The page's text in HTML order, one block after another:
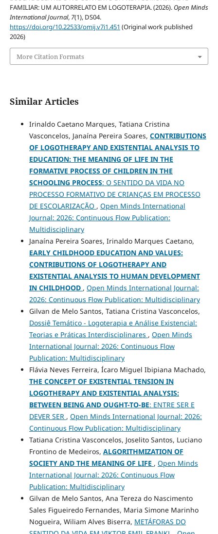
FAMILIAR: UM AUTORRELATO EM LOGOTERAPIA. (2026). Open Minds
International Journal, 7(1), DS04.
https://doi.org/10.22533/omij.v7i1.451 (Original work published
2026)
More Citation Formats
Similar Articles
Irinaldo Caetano Marques, Tatiana Cristina
Vasconcelos, Janaína Pereira Soares, CONTRIBUTIONS
OF LOGOTHERAPY AND EXISTENTIAL ANALYSIS TO
EDUCATION: THE MEANING OF LIFE IN THE
FORMATIVE PROCESS OF CHILDREN IN THE
SCHOOLING PROCESS: O SENTIDO DA VIDA NO
PROCESSO FORMATIVO DE CRIANÇAS EM PROCESSO
DE ESCOLARIZAÇÃO , Open Minds International
Journal: 2026: Continuous Flow Publication:
Multidisciplinary
Janaína Pereira Soares, Irinaldo Marques Caetano,
EARLY CHILDHOOD EDUCATION AND VALUES:
CONTRIBUTIONS OF LOGOTHERAPY AND
EXISTENTIAL ANALYSIS TO HUMAN DEVELOPMENT
IN CHILDHOOD , Open Minds International Journal:
2026: Continuous Flow Publication: Multidisciplinary
Gilvan de Melo Santos, Tatiana Cristina Vasconcelos,
Dossiê Temático - Logoterapia e Análise Existencial:
Teorias e Práticas Interdisciplinares , Open Minds
International Journal: 2026: Continuous Flow
Publication: Multidisciplinary
Flávia Neves Ferreira, Ícaro Miguel Ibipiana Machado,
THE CONCEPT OF EXISTENTIAL TENSION IN
LOGOTHERAPY AND EXISTENTIAL ANALYSIS:
BETWEEN BEING AND OUGHT-TO-BE: ENTRE SER E
DEVER SER , Open Minds International Journal: 2026:
Continuous Flow Publication: Multidisciplinary
Tatiana Cristina Vasconcelos, Joselito Santos, Luciano
Frontino de Medeiros, ALGORITHMIZATION OF
SOCIETY AND THE MEANING OF LIFE , Open Minds
International Journal: 2026: Continuous Flow
Publication: Multidisciplinary
Gilvan de Melo Santos, Ana Tereza do Nascimento
Sales Figueiredo Fernandes, Maria Simone Marinho
Nogueira, Wiliam Alves Biserra, METÁFORAS DO